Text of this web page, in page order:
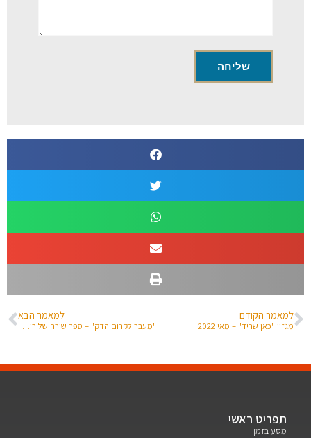
למאמר הקודם
מגזין "כאן שריד" – מאי 2022
למאמר הבא
"מעבר לקרום הדק" – ספר שירה של רותם בכר
תפריט ראשי
מסע בזמן